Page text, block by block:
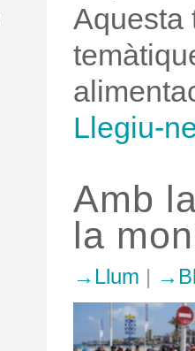
Aquesta
Llegiu-
Amb
la
Llum |